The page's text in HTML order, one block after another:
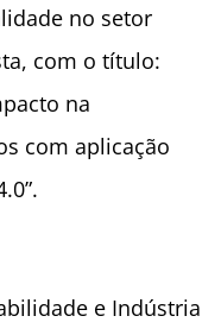
no setor
com o título:
na
com aplicação
e Indústria